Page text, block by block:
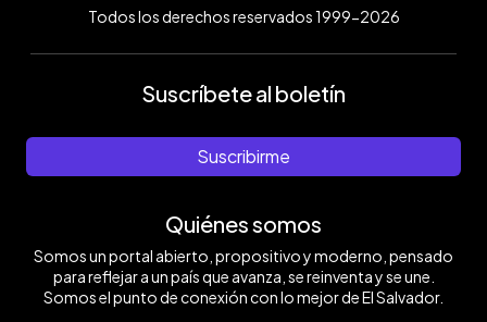
Todos los derechos reservados 1999-2026
Suscríbete al boletín
Suscribirme
Quiénes somos
Somos un portal abierto, propositivo y moderno, pensado
para reflejar a un país que avanza, se reinventa y se une.
Somos el punto de conexión con lo mejor de El Salvador.